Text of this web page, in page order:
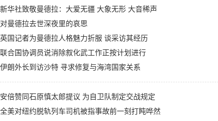
新华社致敬曼德拉：大爱无疆 大象无形 大音稀声
对曼德拉去世深夜里的哀思
英国记者为曼德拉人格魅力折服 谈采访其经历
联合国协调员说消除叙化武工作正按计划进行
伊朗外长到访沙特 寻求修复与海湾国家关系
安倍赞同石原慎太郎提议 为自卫队制定交战规定
全美对纽约脱轨列车司机被指事故前一刻打盹哗然